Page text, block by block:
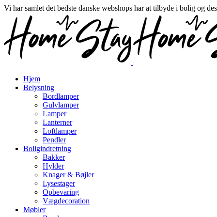
Vi har samlet det bedste danske webshops har at tilbyde i bolig og
Hjem
Belysning
Bordlamper
Gulvlamper
Lamper
Lanterner
Loftlamper
Pendler
Boligindretning
Bakker
Hylder
Knager & Bøjler
Lysestager
Opbevaring
Vægdecoration
Møbler